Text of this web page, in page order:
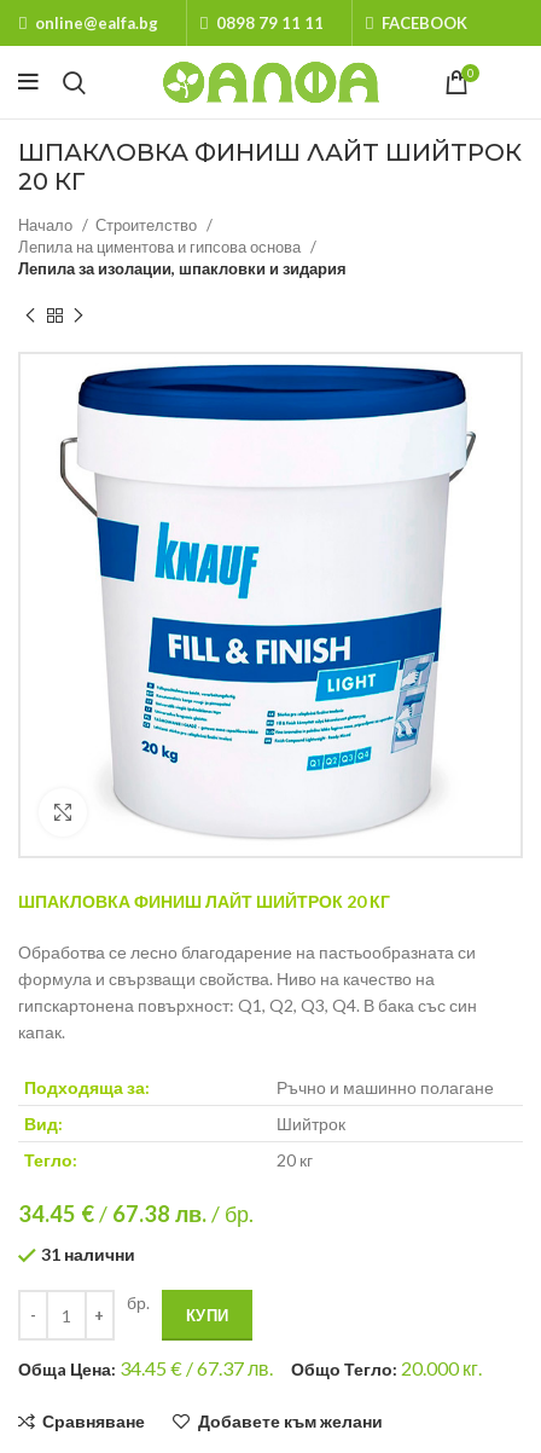
online@ealfa.bg 0898 79 11 11 FACEBOOK
0
ШПАКЛОВКА ФИНИШ ЛАЙТ ШИЙТРОК
20 КГ
Начало
Строителство
Лепила на циментова и гипсова основа
Лепила за изолации, шпакловки и зидария
Кликнете за уголемяване
ШПАКЛОВКА ФИНИШ ЛАЙТ ШИЙТРОК 20 КГ
Обработва се лесно благодарение на пастьообразната си
формула и свързващи свойства. Ниво на качество на
гипскартонена повърхност: Q1, Q2, Q3, Q4. В бака със син
капак.
Подходяща за:
Ръчно и машинно полагане
Вид:
Шийтрок
Тегло:
20 кг
34.45 €/ 67.38 лв./ бр.
31 налични
бр.
КУПИ
Общa Цена: 34.45€ /67.37 лв. Общо Тегло: 20.000кг.
Сравняване Добавете към желани